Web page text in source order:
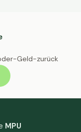
Geld-zurück
MPU